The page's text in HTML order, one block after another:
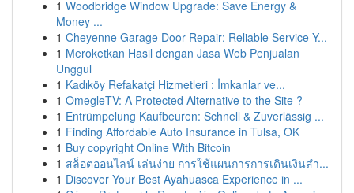
1 Woodbridge Window Upgrade: Save Energy &
Money ...
1 Cheyenne Garage Door Repair: Reliable Service Y...
1 Meroketkan Hasil dengan Jasa Web Penjualan
Unggul
1 Kadıköy Refakatçi Hizmetleri : İmkanlar ve...
1 OmegleTV: A Protected Alternative to the Site ?
1 Entrümpelung Kaufbeuren: Schnell & Zuverlässig ...
1 Finding Affordable Auto Insurance in Tulsa, OK
1 Buy copyright Online With Bitcoin
1 สล็อตออนไลน์ เล่นง่าย การใช้แผนการการเดินเงินสำ...
1 Discover Your Best Ayahuasca Experience in ...